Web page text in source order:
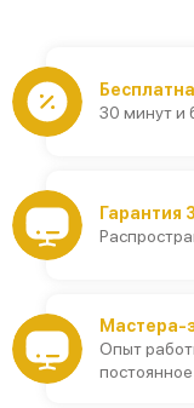
30 минут и
Гарантия
Мастера-
Опыт